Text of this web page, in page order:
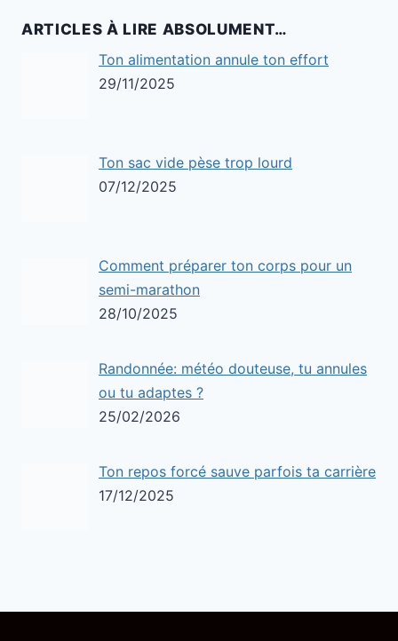
ARTICLES À LIRE ABSOLUMENT…
Ton alimentation annule ton effort
29/11/2025
Ton sac vide pèse trop lourd
07/12/2025
Comment préparer ton corps pour un
semi-marathon
28/10/2025
Randonnée: météo douteuse, tu annules
ou tu adaptes ?
25/02/2026
Ton repos forcé sauve parfois ta carrière
17/12/2025